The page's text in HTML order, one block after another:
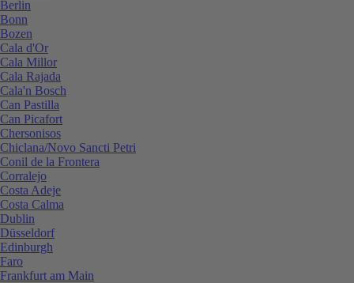
Berlin
Bonn
Bozen
Cala d'Or
Cala Millor
Cala Rajada
Cala'n Bosch
Can Pastilla
Can Picafort
Chersonisos
Chiclana/Novo Sancti Petri
Conil de la Frontera
Corralejo
Costa Adeje
Costa Calma
Dublin
Düsseldorf
Edinburgh
Faro
Frankfurt am Main